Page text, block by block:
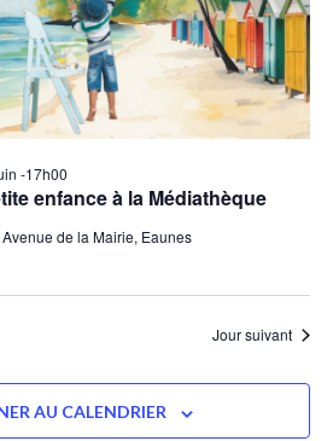
enfance à la Médiathèque
-17h00
de la Mairie, Eaunes
Jour suivant
AU CALENDRIER